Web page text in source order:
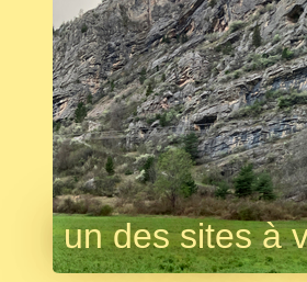
un des sites à